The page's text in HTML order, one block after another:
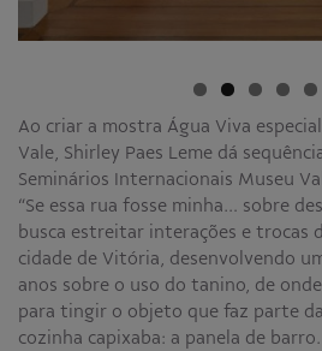
Editais
Ao criar a mostra Água Viva
Vale, Shirley Paes Leme dá
Seminários Internacionais Museu
“Se essa rua fosse minha… sobre
busca estreitar interações e trocas
cidade de Vitória, desenvolvendo
anos sobre o uso do tanino, de
para tingir o objeto que faz parte
cozinha capixaba: a panela de